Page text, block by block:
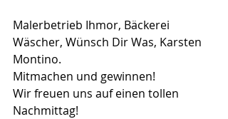
Malerbetrieb Ihmor, Bäckerei
Wäscher, Wünsch Dir Was, Karsten
Montino.
Mitmachen und gewinnen!
Wir freuen uns auf einen tollen
Nachmittag!